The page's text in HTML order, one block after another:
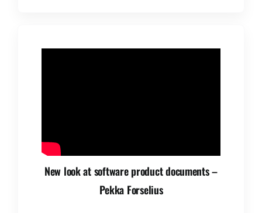
New look at software product documents –
Pekka Forselius